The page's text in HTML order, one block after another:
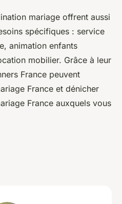
mariage offrent aussi
spécifiques : service
animation enfants
mobilier. Grâce à leur
France peuvent
France et dénicher
France auxquels vous